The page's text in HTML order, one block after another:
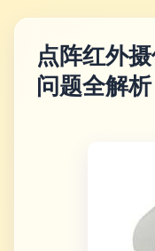
点阵红外
问题全解析